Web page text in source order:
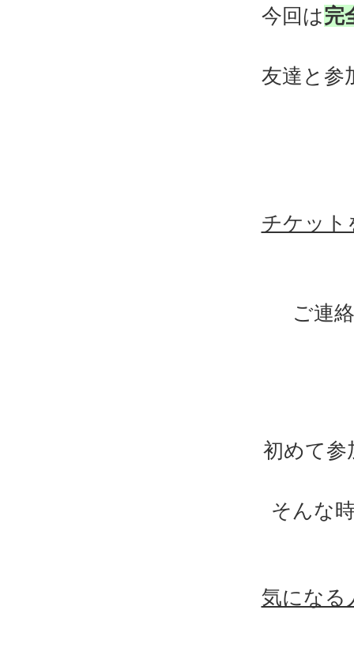
今回は完
友達と参
チケット
ご連
初めて参
そんな
気になる